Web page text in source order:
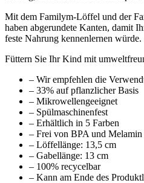
Mit dem Familym-Löffel und der
haben abgerundete Kanten, damit
feste Nahrung kennenlernen würde.
Füttern Sie Ihr Kind mit
– Wir empfehlen die
– 33% auf pflanzlicher Basis
– Mikrowellengeeignet
– Spülmaschinenfest
– Erhältlich in 5 Farben
– Frei von BPA und Melamin
– Löffellänge: 13,5 cm
– Gabellänge: 13 cm
– 100% recycelbar
– Kann am Ende des